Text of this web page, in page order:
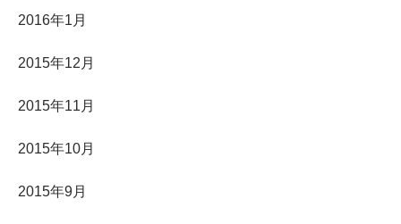
2016年1月
2015年12月
2015年11月
2015年10月
2015年9月